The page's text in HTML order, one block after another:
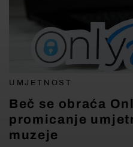
UMJETNOST
Beč se obraća
promicanje
muzeje